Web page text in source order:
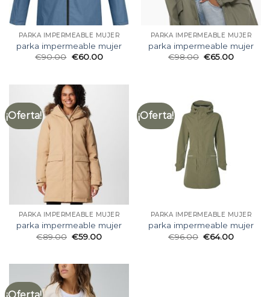
PARKA IMPERMEABLE MUJER
parka impermeable mujer
€90.00 €60.00
PARKA IMPERMEABLE MUJER
parka impermeable mujer
€98.00 €65.00
¡Oferta!
PARKA IMPERMEABLE MUJER
parka impermeable mujer
€89.00 €59.00
¡Oferta!
PARKA IMPERMEABLE MUJER
parka impermeable mujer
€96.00 €64.00